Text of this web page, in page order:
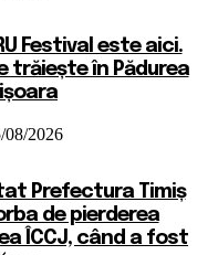
Festival este aici.
trăiește în Pădurea
08/2026
Prefectura Timiș
de pierderea
ÎCCJ, când a fost